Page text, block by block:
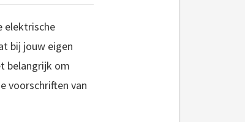
elektrische
bij jouw eigen
belangrijk om
voorschriften van